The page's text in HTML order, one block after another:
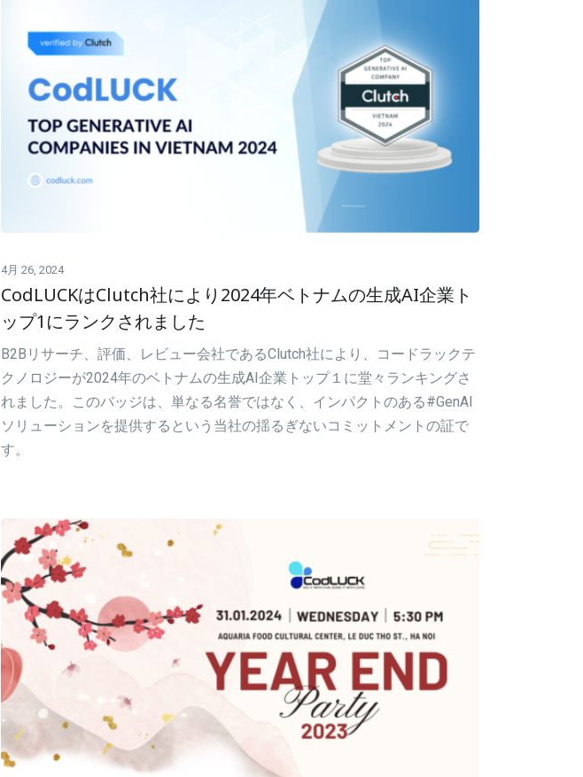
4月 26, 2024
CodLUCKはClutch社により2024年ベトナムの生成AI企業ト
ップ1にランクされました
B2Bリサーチ、評価、レビュー会社であるClutch社により、コードラックテ
クノロジーが2024年のベトナムの生成AI企業トップ１に堂々ランキングさ
れました。このバッジは、単なる名誉ではなく、インパクトのある#GenAI
ソリューションを提供するという当社の揺るぎないコミットメントの証で
す。